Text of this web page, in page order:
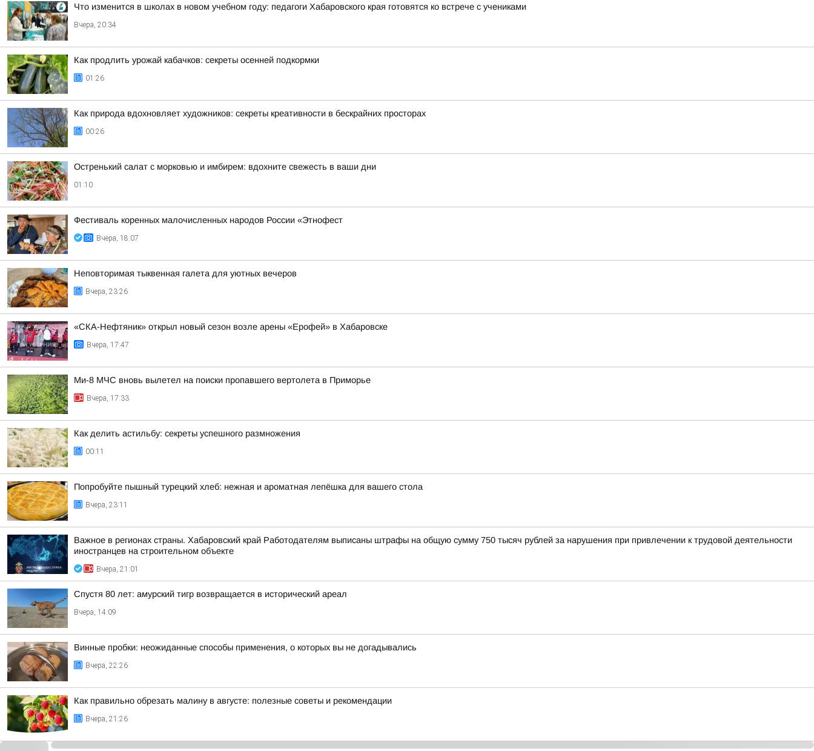
Что изменится в школах в новом учебном году: педагоги Хабаровского края готовятся ко встрече с учениками
Вчера, 20:34
Как продлить урожай кабачков: секреты осенней подкормки
01:26
Как природа вдохновляет художников: секреты креативности в бескрайних просторах
00:26
Остренький салат с морковью и имбирем: вдохните свежесть в ваши дни
01:10
Фестиваль коренных малочисленных народов России «Этнофест
Вчера, 18:07
Неповторимая тыквенная галета для уютных вечеров
Вчера, 23:26
«СКА-Нефтяник» открыл новый сезон возле арены «Ерофей» в Хабаровске
Вчера, 17:47
Ми-8 МЧС вновь вылетел на поиски пропавшего вертолета в Приморье
Вчера, 17:33
Как делить астильбу: секреты успешного размножения
00:11
Попробуйте пышный турецкий хлеб: нежная и ароматная лепёшка для вашего стола
Вчера, 23:11
Важное в регионах страны. Хабаровский край Работодателям выписаны штрафы на общую сумму 750 тысяч рублей за нарушения при привлечении к трудовой деятельности
иностранцев на строительном объекте
Вчера, 21:01
Спустя 80 лет: амурский тигр возвращается в исторический ареал
Вчера, 14:09
Винные пробки: неожиданные способы применения, о которых вы не догадывались
Вчера, 22:26
Как правильно обрезать малину в августе: полезные советы и рекомендации
Вчера, 21:26